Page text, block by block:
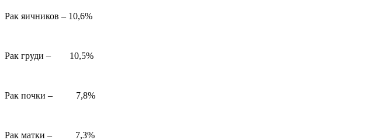
Рак яичников – 10,6%
Рак груди – 10,5%
Рак почки – 7,8%
Рак матки – 7,3%